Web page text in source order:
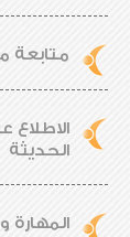
متابعة
الاطلاع
الحديثة